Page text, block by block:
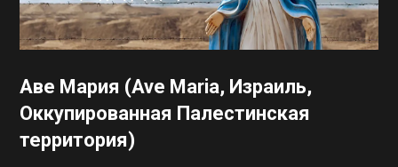
Аве Мария (Ave Maria, Израиль,
Оккупированная Палестинская
территория)